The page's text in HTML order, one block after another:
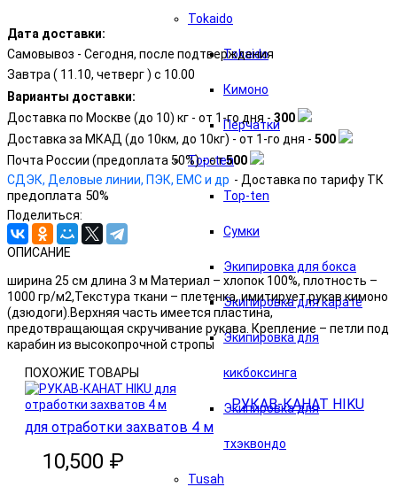
Tokaido
Tokaido
Кимоно
Перчатки
Top-ten
Top-ten
Сумки
Экипировка для бокса
Экипировка для карате
Экипировка для
кикбоксинга
Экипировка для
тхэквондо
Tusah
Дата доставки:
Самовывоз - Сегодня, после подтверждения
Завтра ( 11.10, четверг) с 10.00
Варианты доставки:
Доставка по Москве (до 10) кг - от 1-го дня - 300
Доставка за МКАД (до 10км, до 10кг) - от 1-го дня - 500
Почта России (предоплата 50%) - от500
СДЭК, Деловые линии, ПЭК, EMC и др
предоплата 50%
- Доставка по тарифу ТК
Поделиться:
ОПИСАНИЕ
ширина 25 см длина 3 м Материал – хлопок 100%, плотность –
1000 гр/м2,Текстура ткани – плетенка, имитирует рукав кимоно
(дзюдоги).Верхняя часть имеется пластина,
предотвращающая скручивание рукава. Крепление – петли под
карабин из высокопрочной стропы
ПОХОЖИЕ ТОВАРЫ
РУКАВ-КАНАТ HIKU
для отработки захватов 4 м
10,500 ₽